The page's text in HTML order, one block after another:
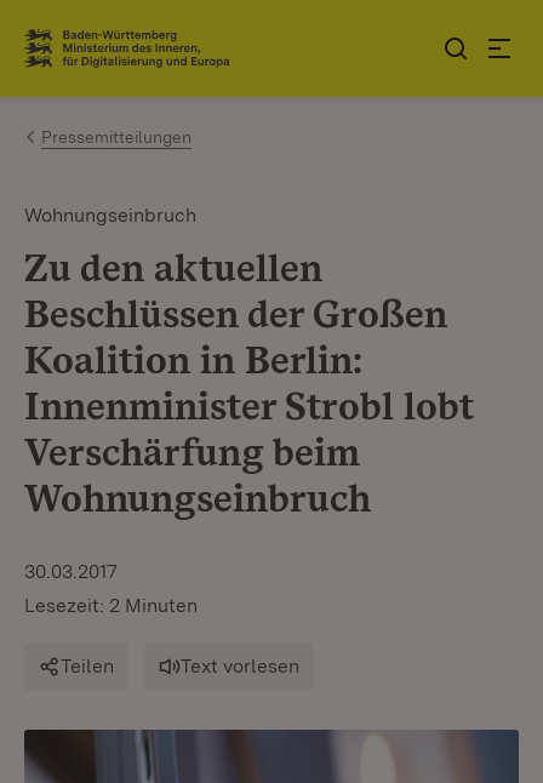
Zum Inhalt springen
Link zur Startseite
Pressemitteilungen
Wohnungseinbruch
Zu den aktuellen
Beschlüssen der Großen
Koalition in Berlin:
Innenminister Strobl lobt
Verschärfung beim
Wohnungseinbruch
30.03.2017
Lesezeit: 2 Minuten
Teilen Text vorlesen